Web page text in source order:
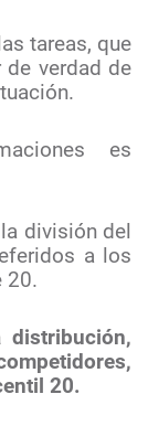
tareas, que
de verdad de
es
división del
a los
20.
20.